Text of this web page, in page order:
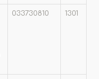
033730810 1301